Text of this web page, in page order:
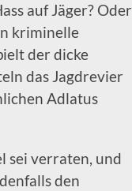
auf Jäger? Oder
kriminelle
der dicke
das Jagdrevier
Adlatus
sei verraten, und
den